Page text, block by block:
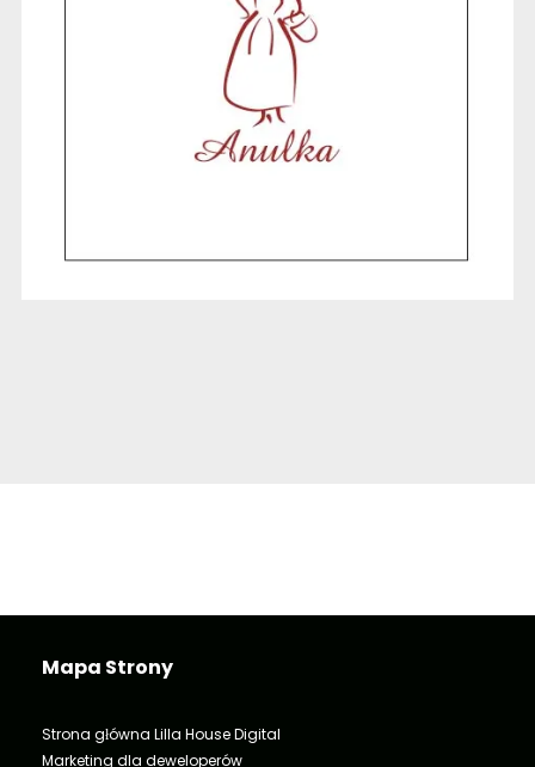
Mapa Strony
Strona główna Lilla House Digital
Marketing dla deweloperów